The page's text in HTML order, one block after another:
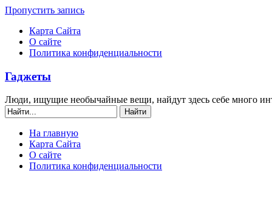
Пропустить запись
Карта Сайта
О сайте
Политика конфиденциальности
Гаджеты
Люди, ищущие необычайные вещи, найдут здесь себе много
На главную
Карта Сайта
О сайте
Политика конфиденциальности